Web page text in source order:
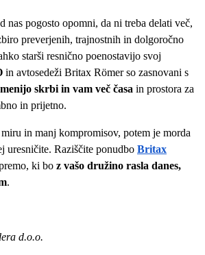
nas pogosto opomni, da ni treba delati več,
preverjenih, trajnostnih in dolgoročno
starši resnično poenostavijo svoj
in avtosedeži Britax Römer so zasnovani s
skrbi in vam več časa in prostora za
in prijetno.
in manj kompromisov, potem je morda
uresničite. Raziščite ponudbo Britax
ki bo z vašo družino rasla danes,
.
d.o.o.